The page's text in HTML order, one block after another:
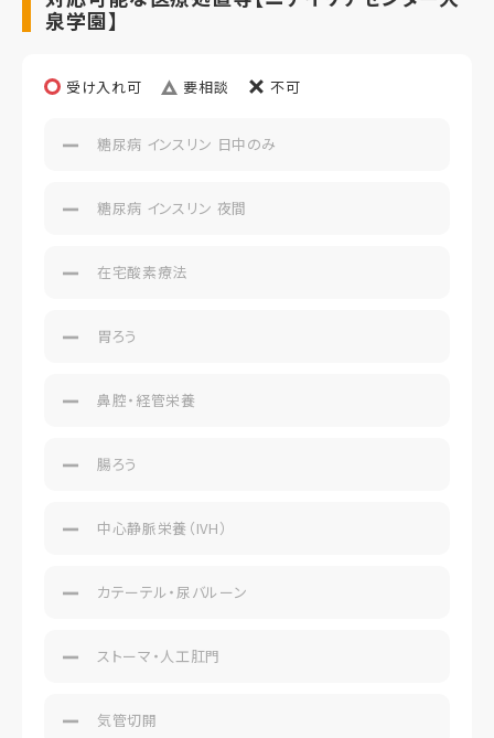
初期償却
その他事項
居室タイプ
定員
泉学園】
受け入れ可 要相談 不可
糖尿病 インスリン 日中のみ
糖尿病 インスリン 夜間
在宅酸素療法
胃ろう
鼻腔・経管栄養
腸ろう
中心静脈栄養（IVH）
カテーテル・尿バルーン
ストーマ・人工肛門
気管切開